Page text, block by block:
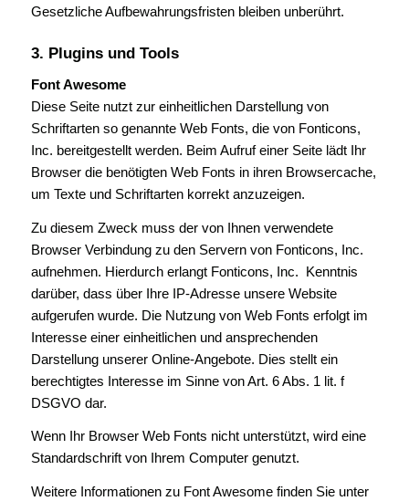
Gesetzliche Aufbewahrungsfristen bleiben unberührt.
3. Plugins und Tools
Font Awesome
Diese Seite nutzt zur einheitlichen Darstellung von
Schriftarten so genannte Web Fonts, die von Fonticons,
Inc. bereitgestellt werden. Beim Aufruf einer Seite lädt Ihr
Browser die benötigten Web Fonts in ihren Browsercache,
um Texte und Schriftarten korrekt anzuzeigen.
Zu diesem Zweck muss der von Ihnen verwendete
Browser Verbindung zu den Servern von Fonticons, Inc.
aufnehmen. Hierdurch erlangt Fonticons, Inc. Kenntnis
darüber, dass über Ihre IP-Adresse unsere Website
aufgerufen wurde. Die Nutzung von Web Fonts erfolgt im
Interesse einer einheitlichen und ansprechenden
Darstellung unserer Online-Angebote. Dies stellt ein
berechtigtes Interesse im Sinne von Art. 6 Abs. 1 lit. f
DSGVO dar.
Wenn Ihr Browser Web Fonts nicht unterstützt, wird eine
Standardschrift von Ihrem Computer genutzt.
Weitere Informationen zu Font Awesome finden Sie unter